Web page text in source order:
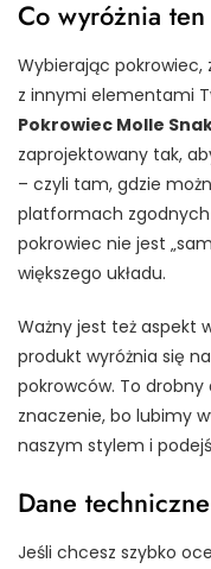
Co wyróżnia
Wybierając pokrowiec,
z innymi elementami
Pokrowiec Molle
zaprojektowany tak,
– czyli tam, gdzie
platformach
pokrowiec nie jest
większego układu.
Ważny jest też aspekt
produkt wyróżnia się
pokrowców. To
znaczenie, bo lubimy
naszym stylem i
Dane
Jeśli chcesz szybko